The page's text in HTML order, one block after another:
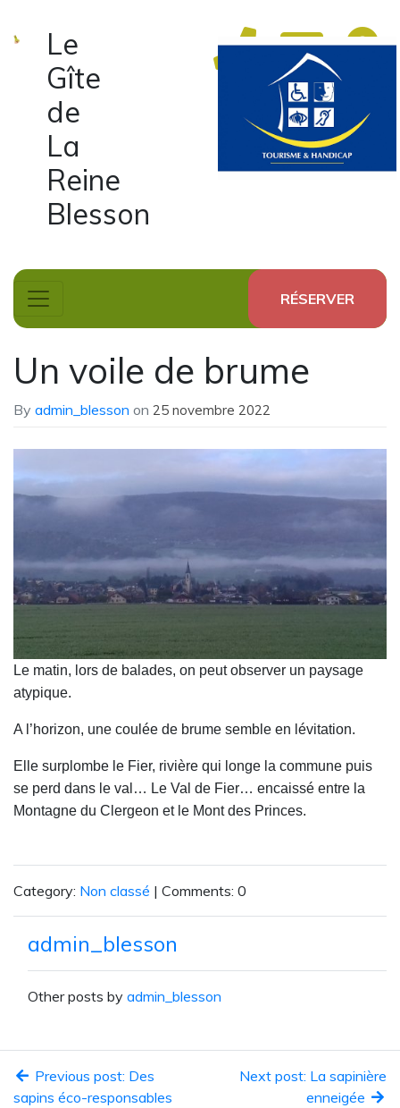
Le
Gîte
de
La
Reine
Blesson
RÉSERVER
Un voile de brume
By admin_blesson on 25 novembre 2022
Le matin, lors de balades, on peut observer un paysage
atypique.
A l’horizon, une coulée de brume semble en lévitation.
Elle surplombe le Fier, rivière qui longe la commune puis
se perd dans le val… Le Val de Fier… encaissé entre la
Montagne du Clergeon et le Mont des Princes.
Category: Non classé | Comments: 0
admin_blesson
Other posts by admin_blesson
Previous post: Des
sapins éco-responsables
Next post: La sapinière
enneigée